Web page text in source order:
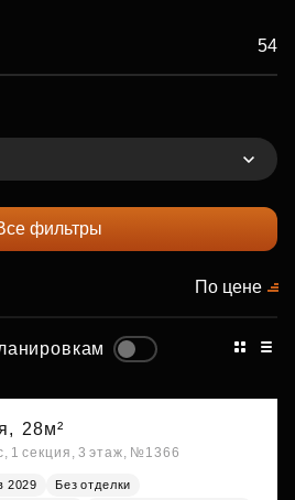
фильтры
По цене
28м²
1 секция, 3 этаж, №1366
2029
Без отделки